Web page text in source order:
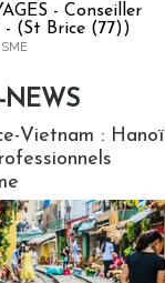
- Conseiller
(St Brice (77))
NEWS
Vietnam : Hanoï